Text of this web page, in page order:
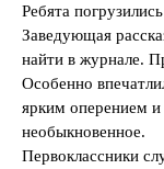
Ребята
Заведующая
найти в журнале.
Особенно
ярким оперением и
необыкновенное.
Первоклассники